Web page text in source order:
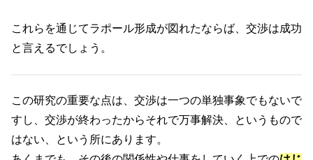
これらを通じてラポール形成が図れたならば、交渉は成功
と言えるでしょう。
この研究の重要な点は、交渉は一つの単独事象でもないで
すし、交渉が終わったからそれで万事解決、というもので
はない、という所にあります。